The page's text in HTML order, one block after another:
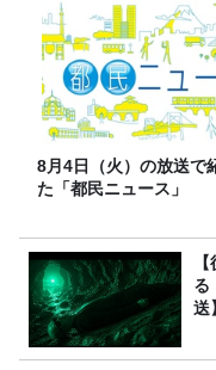
8月4日（火）の放送で
た「都民ニュース」
る
送